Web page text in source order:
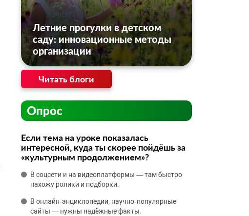
Летние прогулки в детском
саду: инновационные методы
организации
Читать блоги
Опрос
Если тема на уроке показалась
интересной, куда ты скорее пойдёшь за
«культурным продолжением»?
В соцсети и на видеоплатформы — там быстро
нахожу ролики и подборки.
В онлайн‑энциклопедии, научно‑популярные
сайты — нужны надёжные факты.